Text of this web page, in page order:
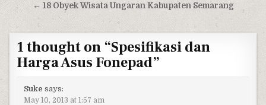
← 18 Obyek Wisata Ungaran Kabupaten Semarang
1 thought on “Spesifikasi dan
Harga Asus Fonepad”
Suke says:
May 10, 2013 at 1:57 am